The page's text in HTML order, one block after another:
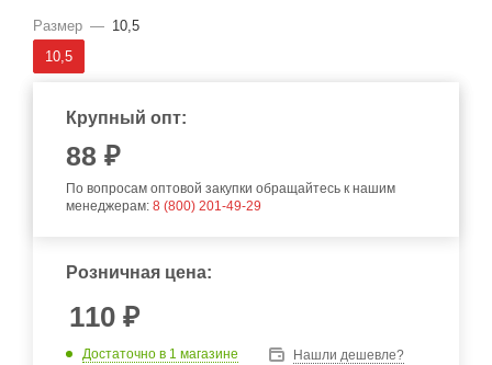
Размер — 10,5
10,5
Крупный опт:
88 ₽
По вопросам оптовой закупки обращайтесь к нашим
менеджерам: 8 (800) 201-49-29
Розничная цена:
110 ₽
Достаточно в 1 магазине Нашли дешевле?